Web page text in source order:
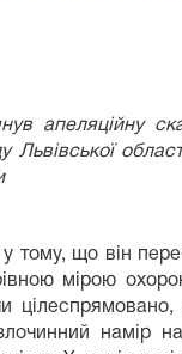
апеляційну
тому, що він
мірою
намір